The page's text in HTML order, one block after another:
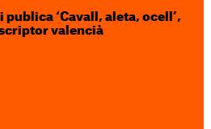
publica ‘Cavall, aleta, ocell’,
valencià